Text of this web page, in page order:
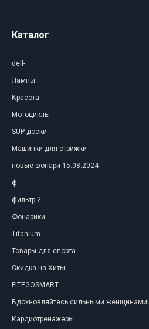
Каталог
dell-
Лампы
Красота
Мотоциклы
SUP-доски
Машинки для стрижки
новые фонари 15.08.2024
ф
фильтр 2
Фонарики
Titanium
Товары для спорта
Скидка на Хиты!
FITEGOSMART
Вдохновляйтесь сильными женщинами!
Кардиотренажеры